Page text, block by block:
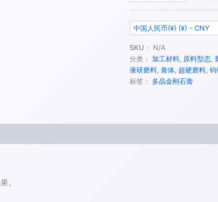
中国人民币(¥) (¥) - CNY
SKU： N/A
分类： 加工材料, 原料型态,
液研磨料, 膏体, 超硬磨料, 钨
标签： 多晶金刚石膏
。